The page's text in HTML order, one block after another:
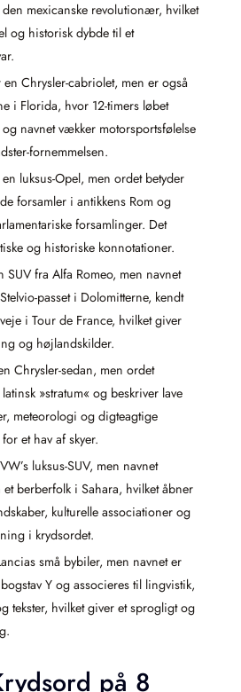
mexicanske revolutionær, hvilket
og historisk dybde til et
Chrysler-cabriolet, men er også
i Florida, hvor 12-timers løbet
navnet vækker motorsports­følelse
fornemmelsen.
luksus-Opel, men ordet betyder
forsamler i antikkens Rom og
forsamlinger. Det
og historiske konnotationer.
SUV fra Alfa Romeo, men navnet
passet i Dolomitterne, kendt
i Tour de France, hvilket giver
og højlandskilder.
Chrysler-sedan, men ordet
»stratum« og beskriver lave
meteorologi og digteagtige
et hav af skyer.
luksus-SUV, men navnet
et berberfolk i Sahara, hvilket åbner
kulturelle associationer og
i krydsordet.
små bybiler, men navnet er
Y og associeres til lingvistik,
tekster, hvilket giver et sprogligt og
på 8